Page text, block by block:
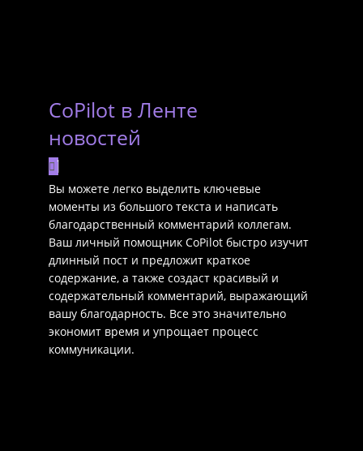
CoPilot в Ленте
новостей
Вы можете легко выделить ключевые
моменты из большого текста и написать
благодарственный комментарий коллегам.
Ваш личный помощник CoPilot быстро изучит
длинный пост и предложит краткое
содержание, а также создаст красивый и
содержательный комментарий, выражающий
вашу благодарность. Все это значительно
экономит время и упрощает процесс
коммуникации.